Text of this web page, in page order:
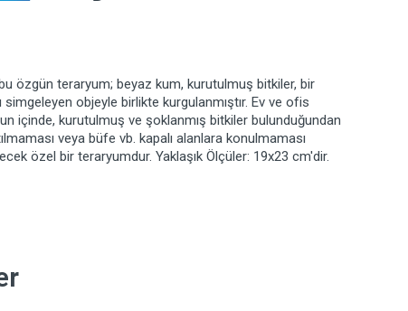
özgün teraryum; beyaz kum, kurutulmuş bitkiler, bir
objeyle birlikte kurgulanmıştır. Ev ve ofis
içinde, kurutulmuş ve şoklanmış bitkiler bulunduğundan
veya büfe vb. kapalı alanlara konulmaması
özel bir teraryumdur. Yaklaşık Ölçüler: 19x23 cm'dir.